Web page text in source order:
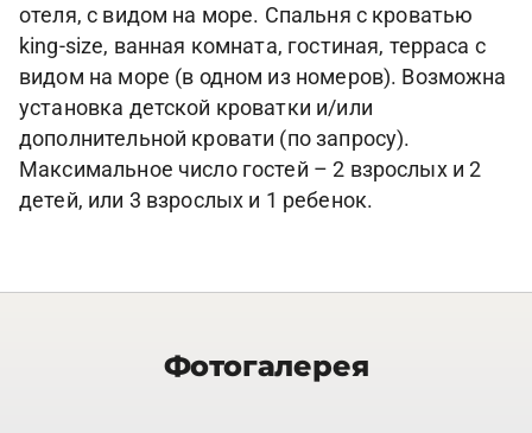
отеля, с видом на море. Спальня с кроватью
king-size, ванная комната, гостиная, терраса с
видом на море (в одном из номеров). Возможна
установка детской кроватки и/или
дополнительной кровати (по запросу).
Максимальное число гостей – 2 взрослых и 2
детей, или 3 взрослых и 1 ребенок.
Фотогалерея